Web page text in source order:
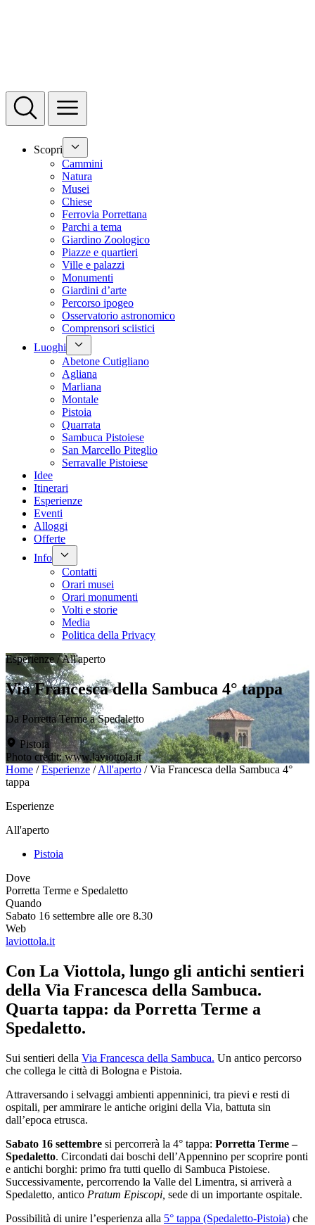
Scopri
Cammini
Natura
Musei
Chiese
Ferrovia Porrettana
Parchi a tema
Giardino Zoologico
Piazze e quartieri
Ville e palazzi
Monumenti
Giardini d’arte
Percorso ipogeo
Osservatorio astronomico
Comprensori sciistici
Luoghi
Abetone Cutigliano
Agliana
Marliana
Montale
Pistoia
Quarrata
Sambuca Pistoiese
San Marcello Piteglio
Serravalle Pistoiese
Idee
Itinerari
Esperienze
Eventi
Alloggi
Offerte
Info
Contatti
Orari musei
Orari monumenti
Volti e storie
Media
Politica della Privacy
Esperienze /All'aperto
Via Francesca della Sambuca 4° tappa
Da Porretta Terme a Spedaletto
Pistoia
Photo credit: www.laviottola.it
Home /Esperienze /All'aperto /Via Francesca della Sambuca 4°
tappa
Esperienze
All'aperto
Pistoia
Dove
Porretta Terme e Spedaletto
Quando
Sabato 16 settembre alle ore 8.30
Web
laviottola.it
Con La Viottola, lungo gli antichi sentieri
della Via Francesca della Sambuca.
Quarta tappa: da Porretta Terme a
Spedaletto.
Sui sentieri della Via Francesca della Sambuca. Un antico percorso
che collega le città di Bologna e Pistoia.
Attraversando i selvaggi ambienti appenninici, tra pievi e resti di
ospitali, per ammirare le antiche origini della Via, battuta sin
dall’epoca etrusca.
Sabato 16 settembre si percorrerà la 4° tappa: Porretta Terme –
Spedaletto. Circondati dai boschi dell’Appennino per scoprire ponti
e antichi borghi: primo fra tutti quello di Sambuca Pistoiese.
Successivamente, percorrendo la Valle del Limentra, si arriverà a
Spedaletto, antico Pratum Episcopi, sede di un importante ospitale.
Possibilità di unire l’esperienza alla 5° tappa (Spedaletto-Pistoia) che